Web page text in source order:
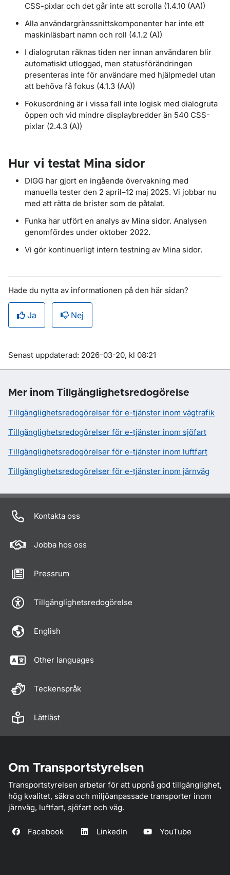
CSS-pixlar och det går inte att scrolla (1.4.10 (AA))
Alla användargränssnittskomponenter har inte ett
maskinläsbart namn och roll (4.1.2 (A))
I dialogrutan räknas tiden ner innan användaren blir
automatiskt utloggad, men statusförändringen
presenteras inte för användare med hjälpmedel utan
att behöva få fokus (4.1.3 (AA))
Fokusordning är i vissa fall inte logisk med dialogruta
öppen och vid mindre displaybredder än 540 CSS-
pixlar (2.4.3 (A))
Hur vi testat Mina sidor
DIGG har gjort en ingående övervakning med
manuella tester den 2 april–12 maj 2025. Vi jobbar nu
med att rätta de brister som de påtalat.
Funka har utfört en analys av Mina sidor. Analysen
genomfördes under oktober 2022.
Vi gör kontinuerligt intern testning av Mina sidor.
Hade du nytta av informationen på den här sidan?
Ja Nej
Om sidan
Senast uppdaterad: 2026-03-20, kl 08:21
Mer inom Tillgänglighetsredogörelse
Tillgänglighetsredogörelser för e-tjänster inom vägtrafik
Tillgänglighetsredogörelser för e-tjänster inom sjöfart
Tillgänglighetsredogörelser för e-tjänster inom luftfart
Tillgänglighetsredogörelser för e-tjänster inom järnväg
Kontakta oss
Jobba hos oss
Pressrum
Tillgänglighetsredogörelse
English
Other languages
Teckenspråk
Lättläst
Om Transportstyrelsen
Transportstyrelsen arbetar för att uppnå god tillgänglighet,
hög kvalitet, säkra och miljöanpassade transporter inom
järnväg, luftfart, sjöfart och väg.
Facebook LinkedIn YouTube